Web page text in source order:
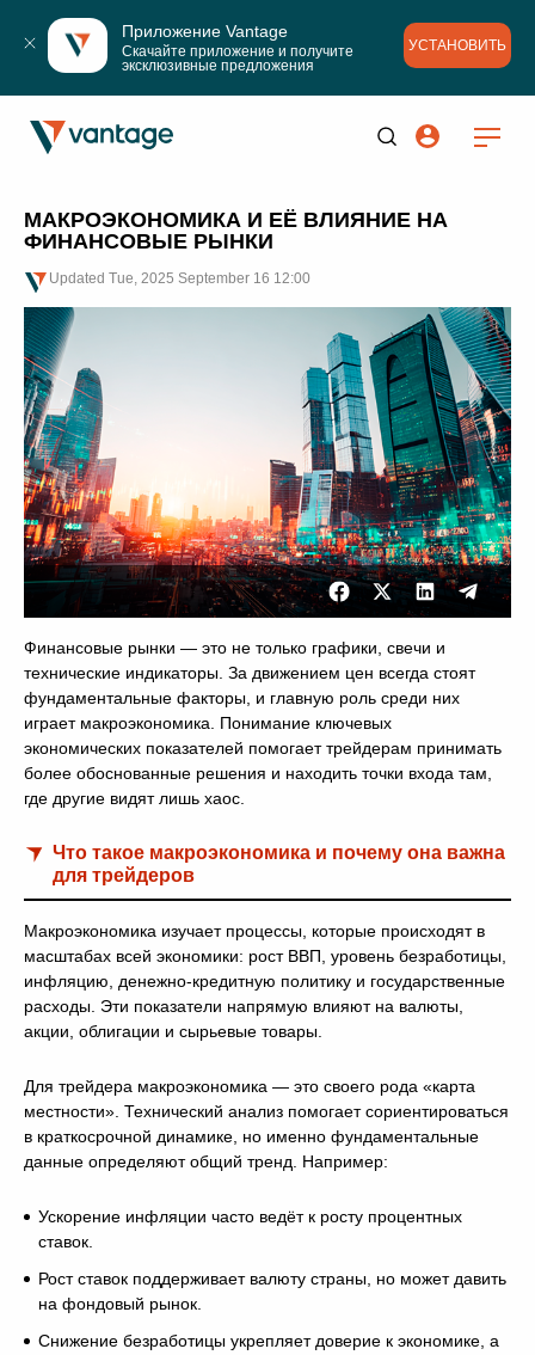
Приложение Vantage
Скачайте приложение и получите
эксклюзивные предложения
УСТАНОВИТЬ
МАКРОЭКОНОМИКА И ЕЁ ВЛИЯНИЕ НА
ФИНАНСОВЫЕ РЫНКИ
Updated Tue, 2025 September 16 12:00
Финансовые рынки — это не только графики, свечи и
технические индикаторы. За движением цен всегда стоят
фундаментальные факторы, и главную роль среди них
играет макроэкономика. Понимание ключевых
экономических показателей помогает трейдерам принимать
более обоснованные решения и находить точки входа там,
где другие видят лишь хаос.
Что такое макроэкономика и почему она важна
для трейдеров
Макроэкономика изучает процессы, которые происходят в
масштабах всей экономики: рост ВВП, уровень безработицы,
инфляцию, денежно-кредитную политику и государственные
расходы. Эти показатели напрямую влияют на валюты,
акции, облигации и сырьевые товары.
Для трейдера макроэкономика — это своего рода «карта
местности». Технический анализ помогает сориентироваться
в краткосрочной динамике, но именно фундаментальные
данные определяют общий тренд. Например:
Ускорение инфляции часто ведёт к росту процентных
ставок.
Рост ставок поддерживает валюту страны, но может давить
на фондовый рынок.
Снижение безработицы укрепляет доверие к экономике, а